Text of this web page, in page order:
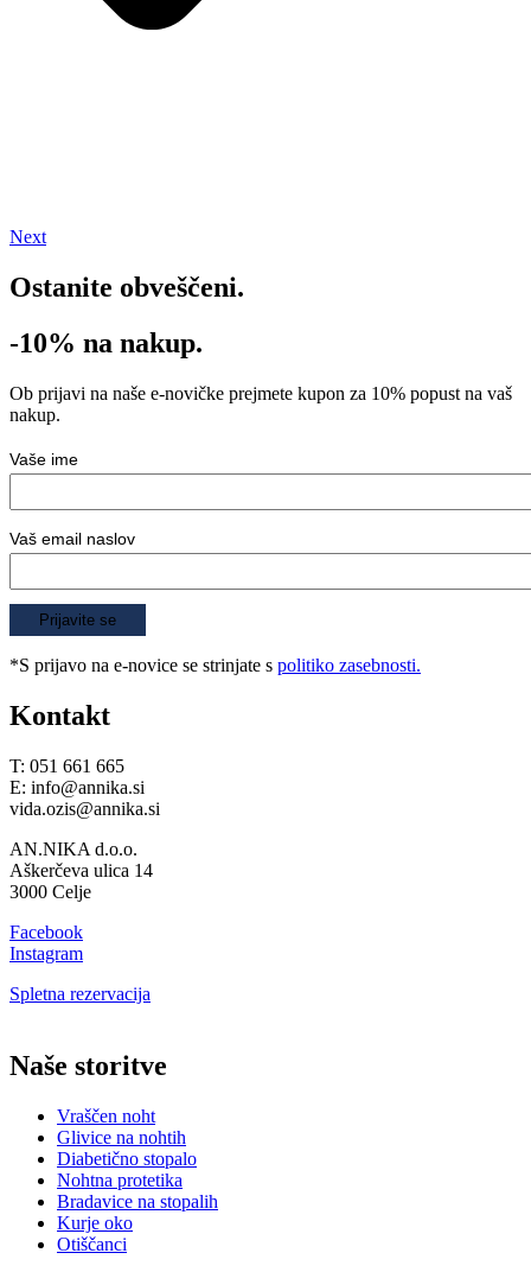
Next
Ostanite obveščeni.
-10% na nakup.
Ob prijavi na naše e-novičke prejmete kupon za 10% popust na vaš
nakup.
Vaše ime
Vaš email naslov
*S prijavo na e-novice se strinjate s politiko zasebnosti.
Kontakt
T: 051 661 665
E: info@annika.si
vida.ozis@annika.si
AN.NIKA d.o.o.
Aškerčeva ulica 14
3000 Celje
Facebook
Instagram
Spletna rezervacija
Naše storitve
Vraščen noht
Glivice na nohtih
Diabetično stopalo
Nohtna protetika
Bradavice na stopalih
Kurje oko
Otiščanci